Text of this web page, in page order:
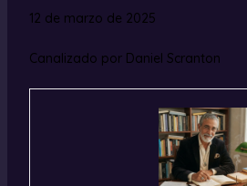
12 de marzo de 2025
Canalizado por Daniel Scranton